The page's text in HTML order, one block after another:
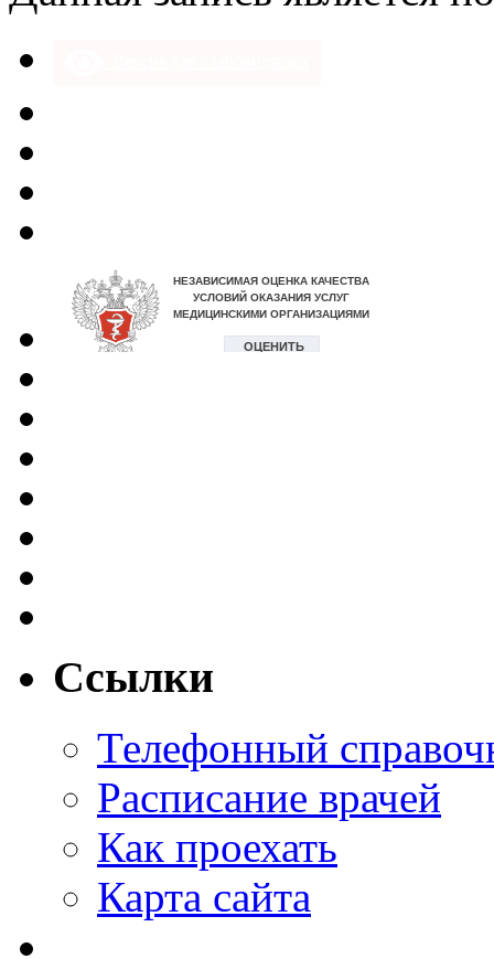
Ссылки
Телефонный
Расписание врачей
Как проехать
Карта сайта